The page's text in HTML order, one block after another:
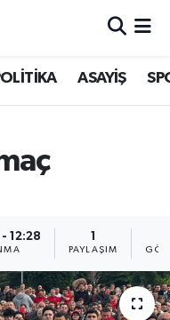
ASAYİŞ
12:28
PAYLAŞIM